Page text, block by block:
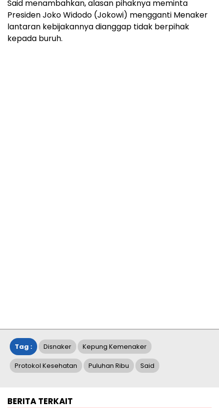
Said menambahkan, alasan pihaknya meminta
Presiden Joko Widodo (Jokowi) mengganti Menaker
lantaran kebijakannya dianggap tidak berpihak
kepada buruh.
Tag : Disnaker Kepung Kemenaker
Protokol Kesehatan Puluhan Ribu Said
BERITA TERKAIT